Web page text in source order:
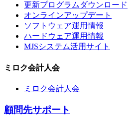
更新プログラムダウンロード
オンラインアップデート
ソフトウェア運用情報
ハードウェア運用情報
MJSシステム活用サイト
ミロク会計人会
ミロク会計人会
顧問先サポート